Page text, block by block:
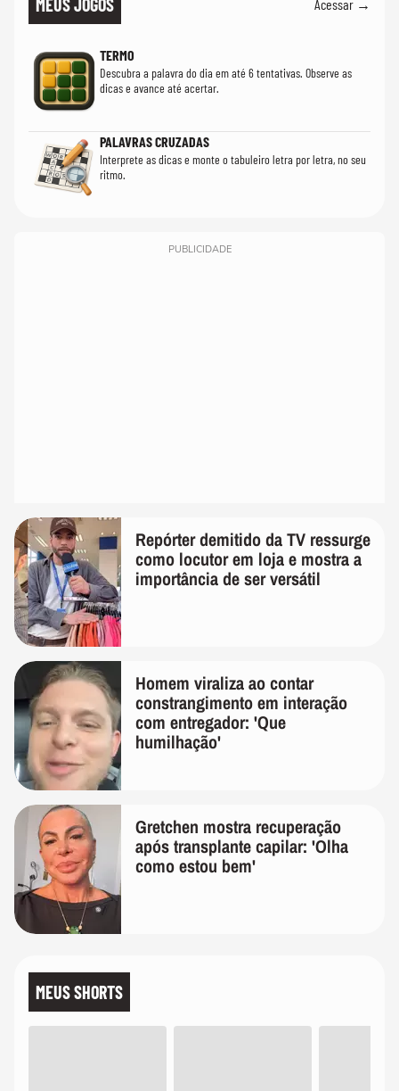
MEUS JOGOS Acessar →
TERMO
Descubra a palavra do dia em até 6 tentativas. Observe as
dicas e avance até acertar.
PALAVRAS CRUZADAS
Interprete as dicas e monte o tabuleiro letra por letra, no seu
ritmo.
PUBLICIDADE
Repórter demitido da TV ressurge
como locutor em loja e mostra a
importância de ser versátil
Homem viraliza ao contar
constrangimento em interação
com entregador: 'Que
humilhação'
Gretchen mostra recuperação
após transplante capilar: 'Olha
como estou bem'
MEUS SHORTS